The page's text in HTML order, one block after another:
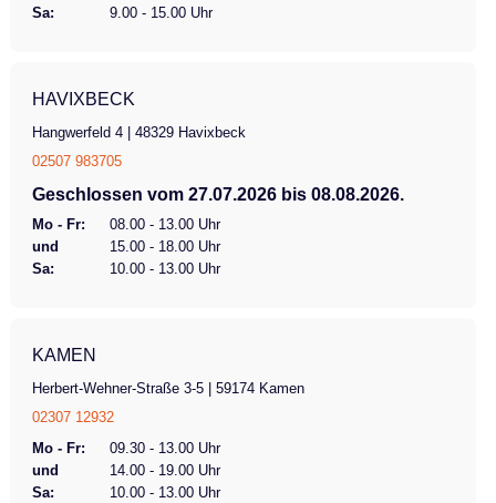
Sa:
9.00 - 15.00 Uhr
HAVIXBECK
Hangwerfeld 4 | 48329 Havixbeck
02507 983705
Geschlossen vom 27.07.2026 bis 08.08.2026.
Mo - Fr:
08.00 - 13.00 Uhr
und
15.00 - 18.00 Uhr
Sa:
10.00 - 13.00 Uhr
KAMEN
Herbert-Wehner-Straße 3-5 | 59174 Kamen
02307 12932
Mo - Fr:
09.30 - 13.00 Uhr
und
14.00 - 19.00 Uhr
Sa:
10.00 - 13.00 Uhr